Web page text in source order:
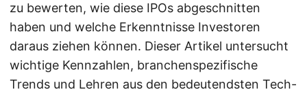
zu bewerten, wie diese IPOs abgeschnitten
haben und welche Erkenntnisse Investoren
daraus ziehen können. Dieser Artikel untersucht
wichtige Kennzahlen, branchenspezifische
Trends und Lehren aus den bedeutendsten Tech-